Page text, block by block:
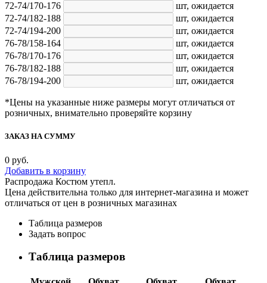
72-74/170-176
шт, ожидается
72-74/182-188
шт, ожидается
72-74/194-200
шт, ожидается
76-78/158-164
шт, ожидается
76-78/170-176
шт, ожидается
76-78/182-188
шт, ожидается
76-78/194-200
шт, ожидается
*Цены на указанные ниже размеры могут отличаться от
розничных, внимательно проверяйте корзину
ЗАКАЗ НА СУММУ
0 руб.
Добавить в корзину
Распродажа Костюм утепл.
Цена действительна только для интернет-магазина и может
отличаться от цен в розничных магазинах
Таблица размеров
Задать вопрос
Таблица размеров